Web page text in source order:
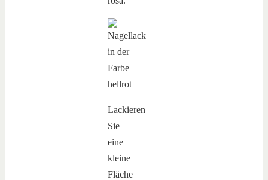
Lackieren
Sie
eine
kleine
Fläche